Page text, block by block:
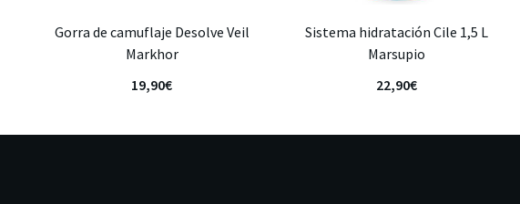
Gorra de camuflaje Desolve Veil
Markhor
19,90€
Sistema hidratación Cile 1,5 L
Marsupio
22,90€